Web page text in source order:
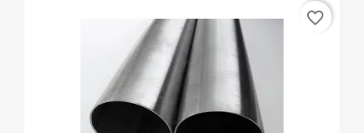
favorite_border